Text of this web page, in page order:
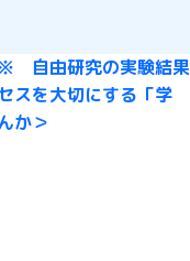
自由研究の実験結果
スを大切にする「学
か＞